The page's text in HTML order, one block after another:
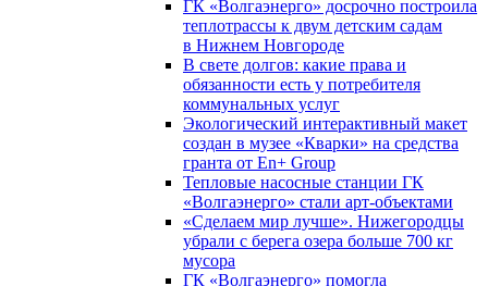
ГК «Волгаэнерго» досрочно построила
теплотрассы к двум детским садам
в Нижнем Новгороде
В свете долгов: какие права и
обязанности есть у потребителя
коммунальных услуг
Экологический интерактивный макет
создан в музее «Кварки» на средства
гранта от En+ Group
Тепловые насосные станции ГК
«Волгаэнерго» стали арт-объектами
«Сделаем мир лучше». Нижегородцы
убрали с берега озера больше 700 кг
мусора
ГК «Волгаэнерго» помогла